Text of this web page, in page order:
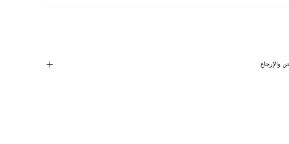
والإرجاع